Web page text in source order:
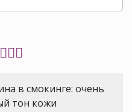
в смокинге: очень
тон кожи